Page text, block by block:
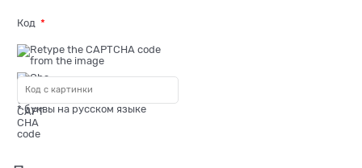
Код
* буквы на русском языке